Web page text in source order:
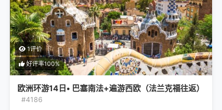
1评价
好评率100%
欧洲环游14日• 巴塞南法+遍游西欧（法兰克福往返）
#4186